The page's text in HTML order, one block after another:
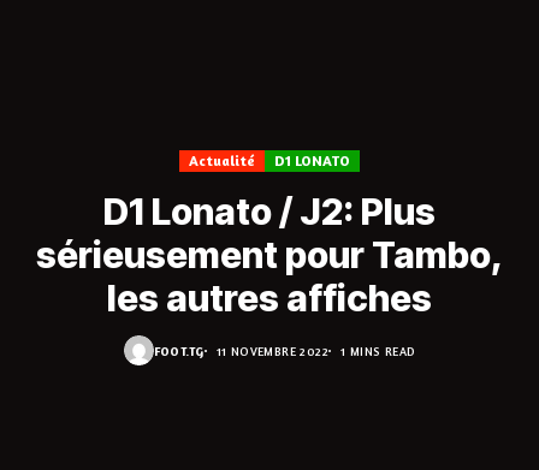
Actualité D1 LONATO
D1 Lonato / J2: Plus
sérieusement pour Tambo,
les autres affiches
FOOT.TG 11 NOVEMBRE 2022 1 MINS READ